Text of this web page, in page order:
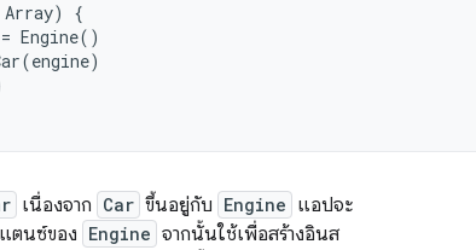
Array)
{
= Engine()
(engine)
เนื่องจาก Car ขึ้นอยู่กับ Engine แอปจะ
ตนซ์ของ Engine จากนั้นใช้เพื่อสร้างอินส